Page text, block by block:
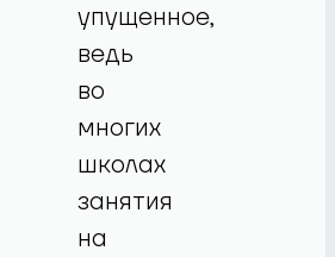
упущенное,
ведь
во
многих
школах
занятия
на